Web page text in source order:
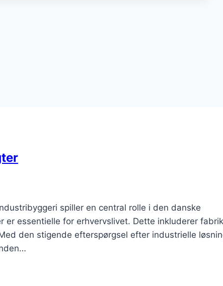
spiller en central rolle i den danske
essentielle for erhvervslivet. Dette inkluderer
den stigende efterspørgsel efter industrielle